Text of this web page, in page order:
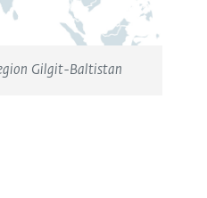
Gilgit-Baltistan